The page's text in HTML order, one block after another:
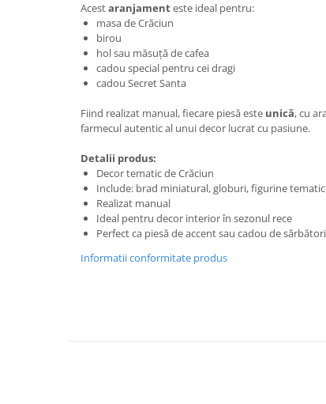
Acestaranjamenteste ideal pentru:
masa de Crăciun
birou
hol sau măsuță de cafea
cadou special pentru cei dragi
cadou Secret Santa
Fiind realizat manual, fiecare piesă este unică, cu
farmecul autentic al unui decor lucrat cu pasiune.
Detalii produs:
Decor tematic de Crăciun
Include: brad miniatural, globuri, figurine
Realizat manual
Ideal pentru decor interior în sezonul rece
Perfect ca piesă de accent sau cadou de sărbători
Informatii conformitate produs